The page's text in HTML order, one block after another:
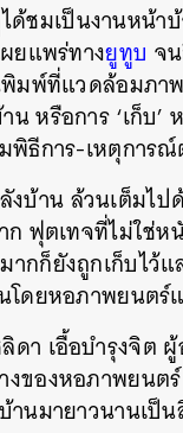
ชมเป็นงานหน้า
ยแพร่ทางยูทูบ จ
พิมพ์ที่แวดล้อมภ
หรือการ ‘เก็บ
ธีการ-เหตุการณ์
บ้าน ล้วนเต็มไป
ฟุตเทจที่ไม่ใช่ห
ก็ยังถูกเก็บไว้แ
ดยหอภาพยนตร์
ดา เอื้อบำรุงจิต
ของหอภาพยนต
านมายาวนาน